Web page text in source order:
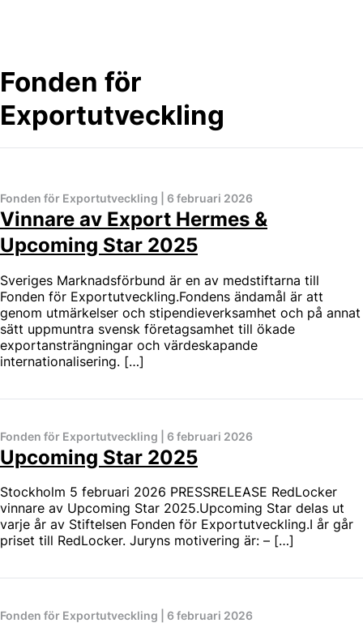
Fonden för
Exportutveckling
Fonden för Exportutveckling 6 februari 2026
Vinnare av Export Hermes &
Upcoming Star 2025
Sveriges Marknadsförbund är en av medstiftarna till
Fonden för Exportutveckling.Fondens ändamål är att
genom utmärkelser och stipendieverksamhet och på annat
sätt uppmuntra svensk företagsamhet till ökade
exportansträngningar och värdeskapande
internationalisering. […]
Fonden för Exportutveckling 6 februari 2026
Upcoming Star 2025
Stockholm 5 februari 2026 PRESSRELEASE RedLocker
vinnare av Upcoming Star 2025.Upcoming Star delas ut
varje år av Stiftelsen Fonden för Exportutveckling.I år går
priset till RedLocker. Juryns motivering är: – […]
Fonden för Exportutveckling 6 februari 2026